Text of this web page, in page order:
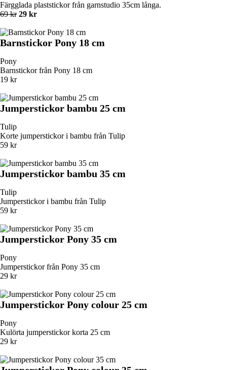
Färgglada plaststickor från garnstudio 35cm långa.
69 kr 29 kr
Barnstickor Pony 18 cm
Pony
Barnstickor från Pony 18 cm
19 kr
Jumperstickor bambu 25 cm
Tulip
Korte jumperstickor i bambu från Tulip
59 kr
Jumperstickor bambu 35 cm
Tulip
Jumperstickor i bambu från Tulip
59 kr
Jumperstickor Pony 35 cm
Pony
Jumperstickor från Pony 35 cm
29 kr
Jumperstickor Pony colour 25 cm
Pony
Kulörta jumperstickor korta 25 cm
29 kr